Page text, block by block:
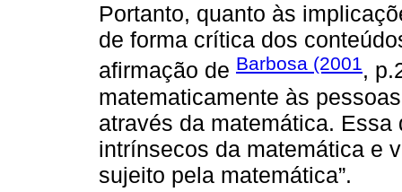
Portanto, quanto às
de forma crítica dos
afirmação de Barbosa (2001,
matematicamente às
através da matemática.
intrínsecos da matemática e
sujeito pela matemática”.